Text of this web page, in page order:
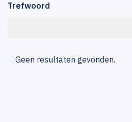
Trefwoord
Geen resultaten gevonden.